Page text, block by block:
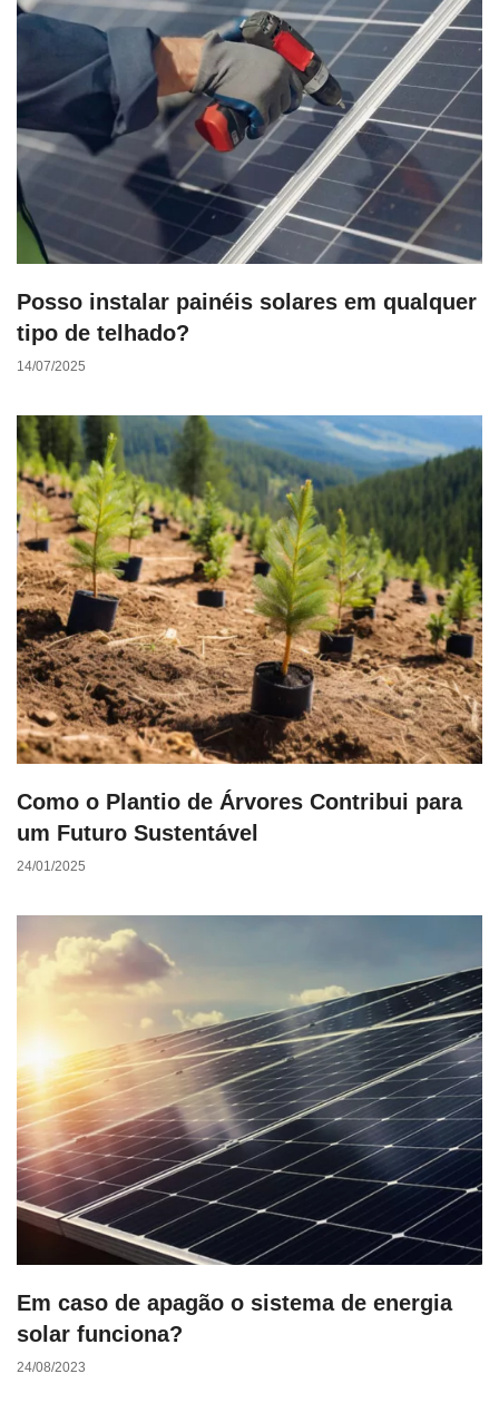
Posso instalar painéis solares em qualquer
tipo de telhado?
14/07/2025
Como o Plantio de Árvores Contribui para
um Futuro Sustentável
24/01/2025
Em caso de apagão o sistema de energia
solar funciona?
24/08/2023